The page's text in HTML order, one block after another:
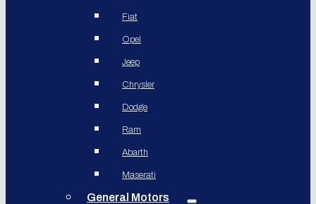
Fiat
Opel
Jeep
Chrysler
Dodge
Ram
Abarth
Maserati
General Motors